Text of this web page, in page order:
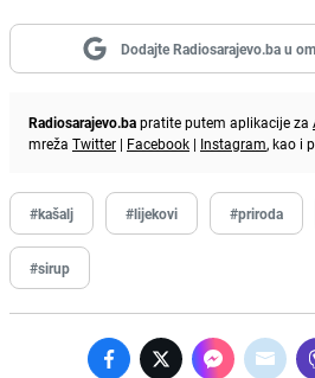
Dodajte Radiosarajevo.ba u
Radiosarajevo.bapratite putem aplikacije za
mreža Twitter | Facebook | Instagram, kao i
#kašalj #lijekovi #priroda
#sirup